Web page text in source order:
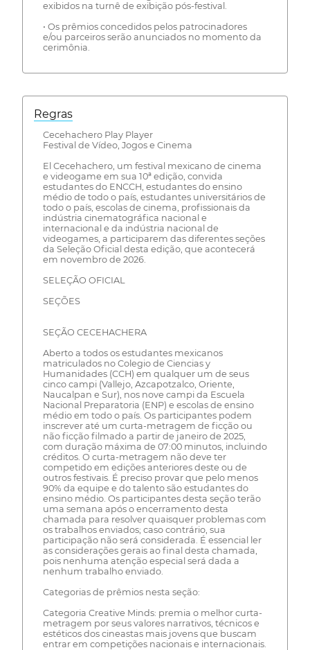
exibidos na turnê de exibição pós-festival.
• Os prêmios concedidos pelos patrocinadores
e/ou parceiros serão anunciados no momento da
cerimônia.
Regras
Cecehachero Play Player
Festival de Vídeo, Jogos e Cinema
El Cecehachero, um festival mexicano de cinema
e videogame em sua 10ª edição, convida
estudantes do ENCCH, estudantes do ensino
médio de todo o país, estudantes universitários de
todo o país, escolas de cinema, profissionais da
indústria cinematográfica nacional e
internacional e da indústria nacional de
videogames, a participarem das diferentes seções
da Seleção Oficial desta edição, que acontecerá
em novembro de 2026.
SELEÇÃO OFICIAL
SEÇÕES
SEÇÃO CECEHACHERA
Aberto a todos os estudantes mexicanos
matriculados no Colegio de Ciencias y
Humanidades (CCH) em qualquer um de seus
cinco campi (Vallejo, Azcapotzalco, Oriente,
Naucalpan e Sur), nos nove campi da Escuela
Nacional Preparatoria (ENP) e escolas de ensino
médio em todo o país. Os participantes podem
inscrever até um curta-metragem de ficção ou
não ficção filmado a partir de janeiro de 2025,
com duração máxima de 07:00 minutos, incluindo
créditos. O curta-metragem não deve ter
competido em edições anteriores deste ou de
outros festivais. É preciso provar que pelo menos
90% da equipe e do talento são estudantes do
ensino médio. Os participantes desta seção terão
uma semana após o encerramento desta
chamada para resolver quaisquer problemas com
os trabalhos enviados; caso contrário, sua
participação não será considerada. É essencial ler
as considerações gerais ao final desta chamada,
pois nenhuma atenção especial será dada a
nenhum trabalho enviado.
Categorias de prêmios nesta seção:
Categoria Creative Minds: premia o melhor curta-
metragem por seus valores narrativos, técnicos e
estéticos dos cineastas mais jovens que buscam
entrar em competições nacionais e internacionais.